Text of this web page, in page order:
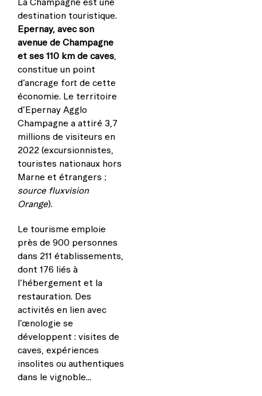
destination touristique.
Epernay, avec son
avenue de Champagne
et ses 110 km de caves
constitue un point
d’ancrage fort de cette
économie. Le territoire
d’Epernay Agglo
Champagne a attiré 3,7
millions de visiteurs en
2022 (excursionnistes,
touristes nationaux hors
Marne et étrangers ;
source fluxvision
Orange).
Le tourisme emploie
près de 900 personnes
dans 211 établissements,
dont 176 liés à
l’hébergement et la
restauration. Des
activités en lien avec
l’œnologie se
développent : visites de
caves, expériences
insolites ou authentiques
dans le vignoble…